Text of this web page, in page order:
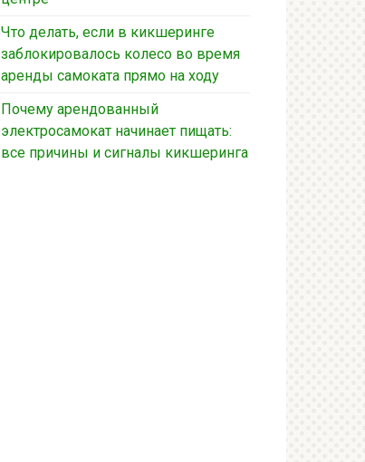
Что делать, если в кикшеринге
заблокировалось колесо во время
аренды самоката прямо на ходу
Почему арендованный
электросамокат начинает пищать:
все причины и сигналы кикшеринга